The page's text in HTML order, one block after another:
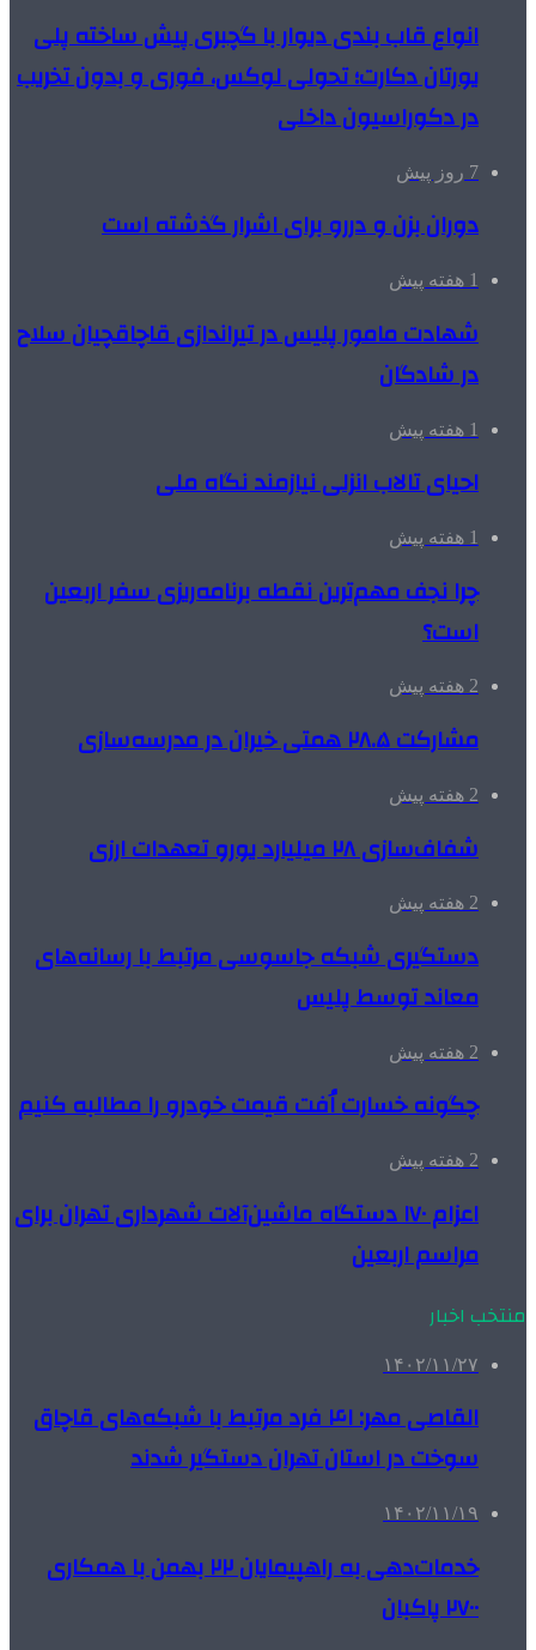
انواع قاب بندی دیوار با گچبری پیش ساخته پلی
یورتان دکارت؛ تحولی لوکس، فوری و بدون تخریب
در دکوراسیون داخلی
7 روز پیش
دوران بزن و دررو برای اشرار گذشته است
1 هفته پیش
شهادت مامور پلیس در تیراندازی قاچاقچیان سلاح
در شادگان
1 هفته پیش
احیای تالاب انزلی نیازمند نگاه ملی
1 هفته پیش
چرا نجف مهم‌ترین نقطه برنامه‌ریزی سفر اربعین
است؟
2 هفته پیش
مشارکت ۲۸.۵ همتی خیران در مدرسه‌سازی
2 هفته پیش
شفاف‌سازی ۲۸ میلیارد یورو تعهدات ارزی
2 هفته پیش
دستگیری شبکه جاسوسی مرتبط با رسانه‌های
معاند توسط پلیس
2 هفته پیش
چگونه خسارت اُفت قیمت خودرو را مطالبه کنیم
2 هفته پیش
اعزام ۱۷۰ دستگاه ماشین‌آلات شهرداری تهران برای
مراسم اربعین
منتخب اخبار
۱۴۰۲/۱۱/۲۷
القاصی مهر: ۴۱ فرد مرتبط با شبکه‌های قاچاق
سوخت در استان تهران دستگیر شدند
۱۴۰۲/۱۱/۱۹
خدمات‌دهی به راهپیمایان ۲۲ بهمن با همکاری
۲۷۰۰ پاکبان